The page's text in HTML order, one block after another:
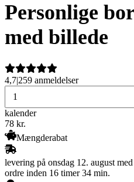
Personlige
med billede
4,7|259 anmeldelser
kalender
78 kr.
Mængderabat
levering på onsdag 12. august
ordre inden 16 timer 34 min.